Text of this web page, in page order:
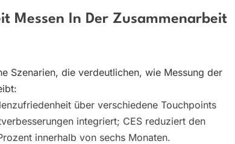
Messen In Der Zusammenarbeit
Szenarien, die verdeutlichen, wie Messung der
über verschiedene Touchpoints
integriert; CES reduziert den
innerhalb von sechs Monaten.